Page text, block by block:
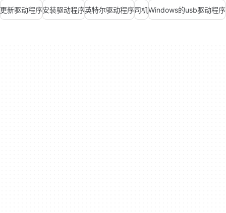
更新驱动程序安装驱动程序英特尔驱动程序司机Windows的usb驱动程序